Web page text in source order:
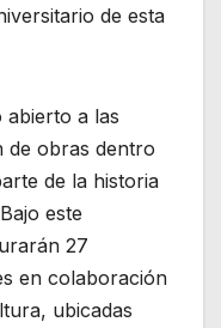
de esta
abierto a las
de obras dentro
de la historia
este
27
en colaboración
ubicadas